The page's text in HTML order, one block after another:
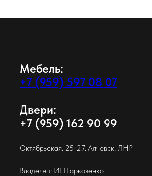
Мебель:
+7 (959) 597 08 07
Двери:
+7 (959) 162 90 99
Октябрьская, 25-27, Алчевск, ЛНР
Владелец: ИП Гарковенко